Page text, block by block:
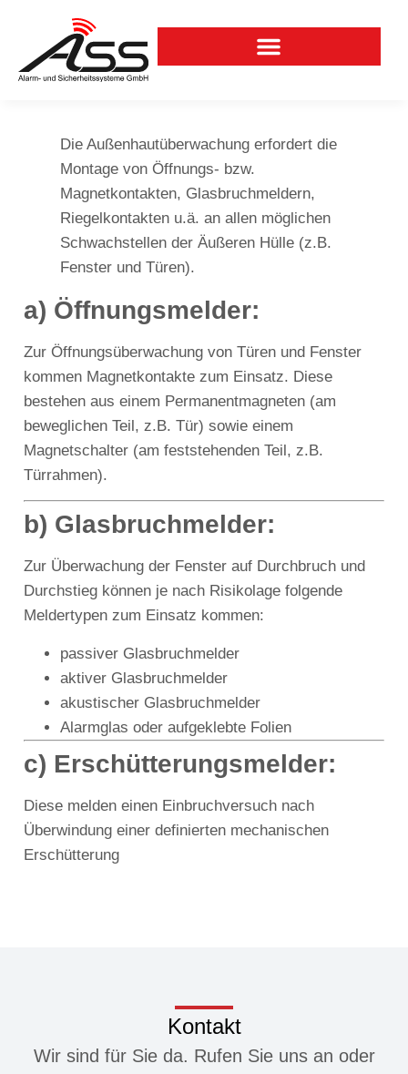
Die Außenhautüberwachung erfordert die
Montage von Öffnungs- bzw.
Magnetkontakten, Glasbruchmeldern,
Riegelkontakten u.ä. an allen möglichen
Schwachstellen der Äußeren Hülle (z.B.
Fenster und Türen).
a) Öffnungsmelder:
Zur Öffnungsüberwachung von Türen und Fenster
kommen Magnetkontakte zum Einsatz. Diese
bestehen aus einem Permanentmagneten (am
beweglichen Teil, z.B. Tür) sowie einem
Magnetschalter (am feststehenden Teil, z.B.
Türrahmen).
b) Glasbruchmelder:
Zur Überwachung der Fenster auf Durchbruch und
Durchstieg können je nach Risikolage folgende
Meldertypen zum Einsatz kommen:
passiver Glasbruchmelder
aktiver Glasbruchmelder
akustischer Glasbruchmelder
Alarmglas oder aufgeklebte Folien
c) Erschütterungsmelder:
Diese melden einen Einbruchversuch nach
Überwindung einer definierten mechanischen
Erschütterung
Kontakt
Wir sind für Sie da. Rufen Sie uns an oder